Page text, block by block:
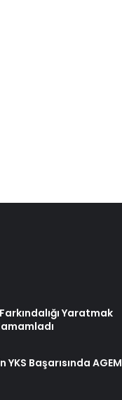
Yaratmak
Başarısında AGEM